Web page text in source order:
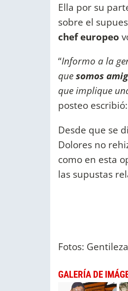
Ella por su
sobre el
chef europeo
“Informo a la
quesomos
que implique
posteo escribió:
Desde que se
Dolores no
como en esta
las supustas
Fotos:
GALERÍA DE